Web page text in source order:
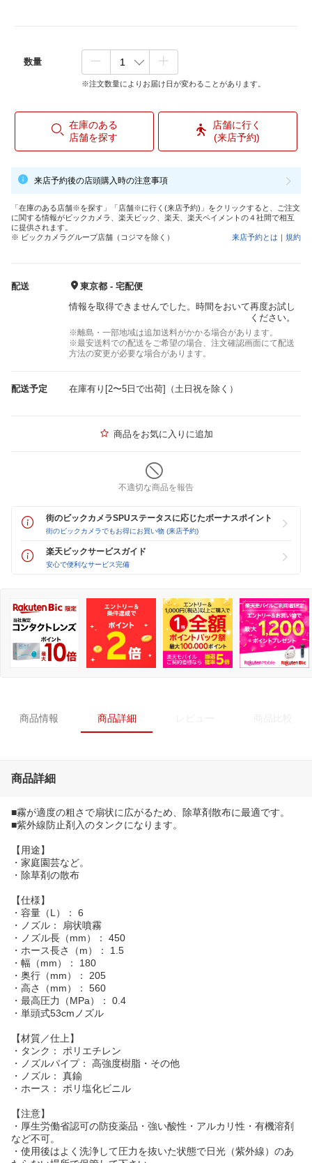
数量
※注文数量によりお届け日が変わることがあります。
在庫のある
店舗を探す
店舗に行く
(来店予約)
来店予約後の店頭購入時の注意事項
「在庫のある店舗※を探す」「店舗※に行く(来店予約)」をクリックすると、ご注文
に関する情報がビックカメラ、楽天ビック、楽天、楽天ペイメントの４社間で相互
に提供されます。
※ ビックカメラグループ店舗（コジマを除く）
来店予約とは ｜ 規約
配送
東京都 - 宅配便
情報を取得できませんでした。時間をおいて再度お試し
ください。
※離島・一部地域は追加送料がかかる場合があります。
※最安送料での配送をご希望の場合、注文確認画面にて配送
方法の変更が必要な場合があります。
配送予定 在庫有り[2〜5日で出荷]（土日祝を除く）
商品をお気に入りに追加
不適切な商品を報告
街のビックカメラSPUステータスに応じたボーナスポイント
街のビックカメラでもお得にお買い物 (来店予約)
楽天ビックサービスガイド
安心で便利なサービス完備
商品情報 商品詳細
商品詳細
■霧が適度の粗さで扇状に広がるため、除草剤散布に最適です。
■紫外線防止剤入のタンクになります。
【用途】
・家庭園芸など。
・除草剤の散布
【仕様】
・容量（L）： 6
・ノズル： 扇状噴霧
・ノズル長（mm）： 450
・ホース長さ（m）： 1.5
・幅（mm）： 180
・奥行（mm）： 205
・高さ（mm）： 560
・最高圧力（MPa）： 0.4
・単頭式53cmノズル
【材質／仕上】
・タンク： ポリエチレン
・ノズルパイプ： 高強度樹脂・その他
・ノズル： 真鍮
・ホース： ポリ塩化ビニル
【注意】
・厚生労働省認可の防疫薬品・強い酸性・アルカリ性・有機溶剤
など不可。
・使用後はよく洗浄して圧力を抜いた状態で日光（紫外線）のあ